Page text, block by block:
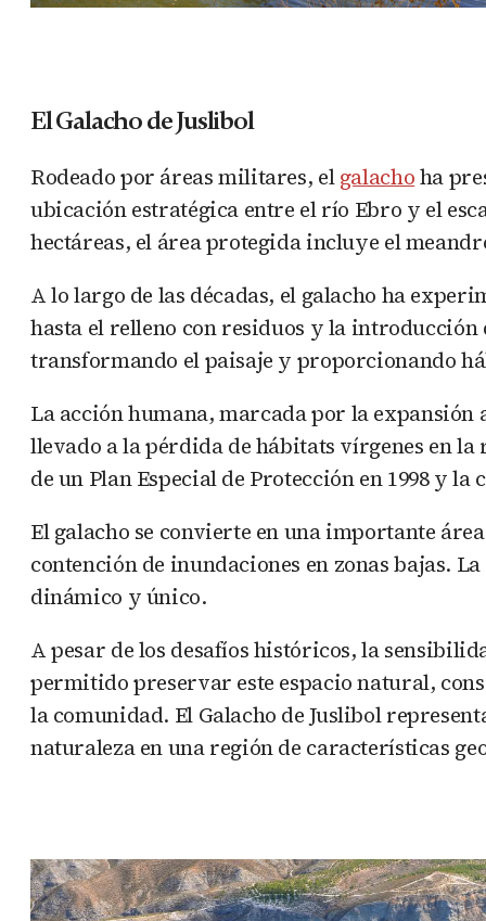
El Galacho de Juslibol
Rodeado por áreas militares, elgalachoha
ubicación estratégica entre el río Ebro y el
hectáreas, el área protegida incluye el
A lo largo de las décadas, el galacho ha
hasta el relleno con residuos y la introducción
transformando el paisaje y proporcionando
La acción humana, marcada por la
llevado a la pérdida de hábitats vírgenes en
de un Plan Especial de Protección en 1998 y
El galacho se convierte en una importante
contención de inundaciones en zonas bajas.
dinámico y único.
A pesar de los desafíos históricos, la
permitido preservar este espacio natural,
la comunidad. El Galacho de Juslibol
naturaleza en una región de características